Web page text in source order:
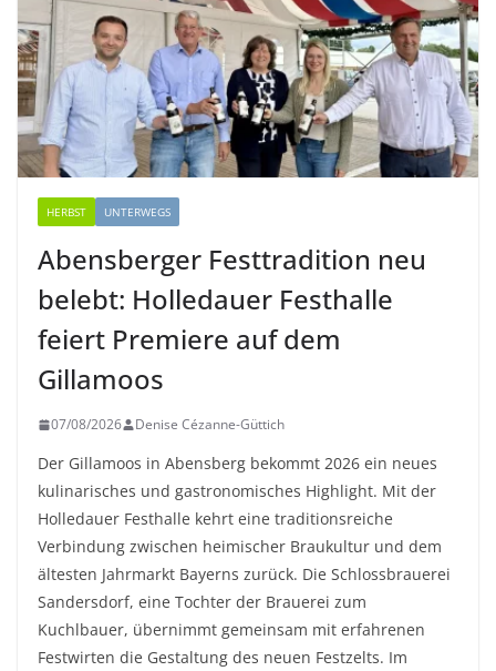
HERBST UNTERWEGS
Abensberger Festtradition neu
belebt: Holledauer Festhalle
feiert Premiere auf dem
Gillamoos
07/08/2026 Denise Cézanne-Güttich
Der Gillamoos in Abensberg bekommt 2026 ein neues
kulinarisches und gastronomisches Highlight. Mit der
Holledauer Festhalle kehrt eine traditionsreiche
Verbindung zwischen heimischer Braukultur und dem
ältesten Jahrmarkt Bayerns zurück. Die Schlossbrauerei
Sandersdorf, eine Tochter der Brauerei zum
Kuchlbauer, übernimmt gemeinsam mit erfahrenen
Festwirten die Gestaltung des neuen Festzelts. Im